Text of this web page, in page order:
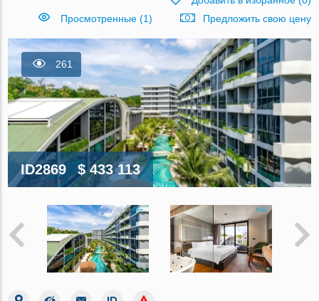
Просмотренные (1)
Предложить свою цену
261
ID2869 $ 433 113